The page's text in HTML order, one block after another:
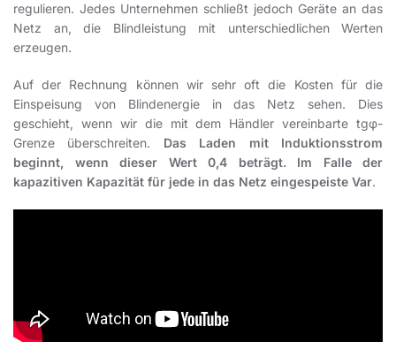
regulieren. Jedes Unternehmen schließt jedoch Geräte an das
Netz an, die Blindleistung mit unterschiedlichen Werten
erzeugen.
Auf der Rechnung können wir sehr oft die Kosten für die
Einspeisung von Blindenergie in das Netz sehen. Dies
geschieht, wenn wir die mit dem Händler vereinbarte tgφ-
Grenze überschreiten. Das Laden mit Induktionsstrom
beginnt, wenn dieser Wert 0,4 beträgt. Im Falle der
kapazitiven Kapazität für jede in das Netz eingespeiste Var.